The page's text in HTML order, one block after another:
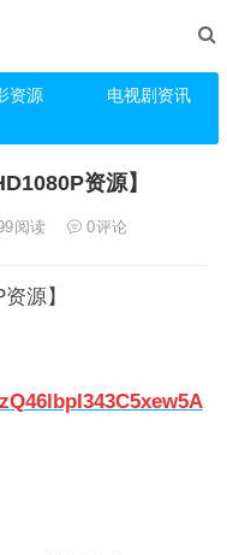
资源
电视剧资讯
资源】
阅读 0评论
源】